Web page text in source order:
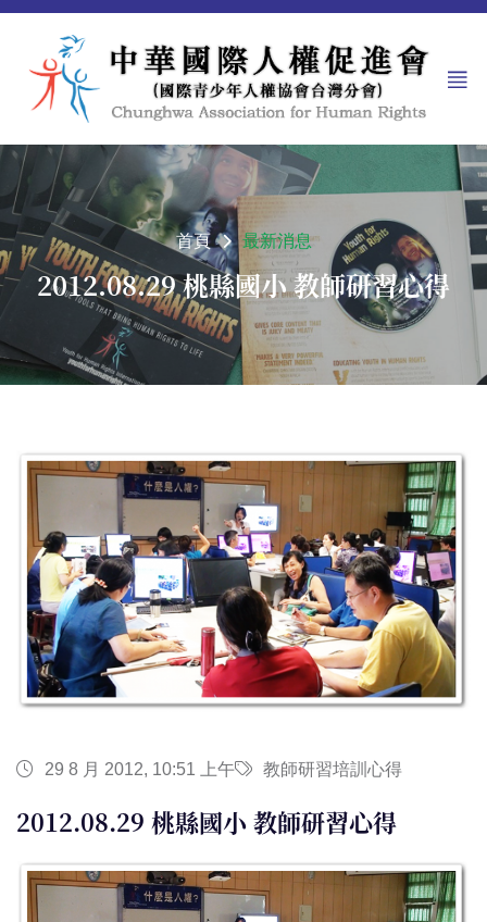
首頁 最新消息
2012.08.29 桃縣國小 教師研習心得
29 8 月 2012, 10:51 上午 教師研習培訓心得
2012.08.29 桃縣國小 教師研習心得